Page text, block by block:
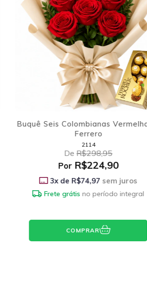
Buquê 6 Rosas Colombianas e
Coração Supresa
9038
De R$278,90
PorR$224,90
3x de R$74,97 sem juros
Frete grátis no período integral
COMPRAR